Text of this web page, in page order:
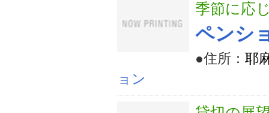
季節に応
ペンシ
●住所： 耶
ョン